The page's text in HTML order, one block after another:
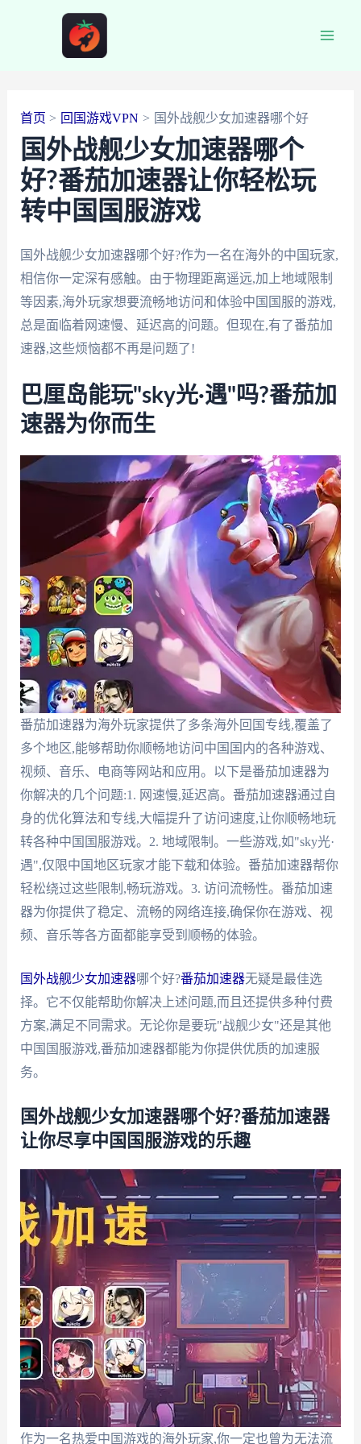
首页 回国游戏VPN 国外战舰少女加速器哪个好
国外战舰少女加速器哪个
好?番茄加速器让你轻松玩
转中国国服游戏
国外战舰少女加速器哪个好?作为一名在海外的中国玩家,
相信你一定深有感触。由于物理距离遥远,加上地域限制
等因素,海外玩家想要流畅地访问和体验中国国服的游戏,
总是面临着网速慢、延迟高的问题。但现在,有了番茄加
速器,这些烦恼都不再是问题了!
巴厘岛能玩"sky光·遇"吗?番茄加
速器为你而生
番茄加速器为海外玩家提供了多条海外回国专线,覆盖了
多个地区,能够帮助你顺畅地访问中国国内的各种游戏、
视频、音乐、电商等网站和应用。以下是番茄加速器为
你解决的几个问题:1. 网速慢,延迟高。番茄加速器通过自
身的优化算法和专线,大幅提升了访问速度,让你顺畅地玩
转各种中国国服游戏。2. 地域限制。一些游戏,如"sky光·
遇",仅限中国地区玩家才能下载和体验。番茄加速器帮你
轻松绕过这些限制,畅玩游戏。3. 访问流畅性。番茄加速
器为你提供了稳定、流畅的网络连接,确保你在游戏、视
频、音乐等各方面都能享受到顺畅的体验。
国外战舰少女加速器哪个好?番茄加速器无疑是最佳选
择。它不仅能帮助你解决上述问题,而且还提供多种付费
方案,满足不同需求。无论你是要玩"战舰少女"还是其他
中国国服游戏,番茄加速器都能为你提供优质的加速服
务。
国外战舰少女加速器哪个好?番茄加速器
让你尽享中国国服游戏的乐趣
作为一名热爱中国游戏的海外玩家,你一定也曾为无法流